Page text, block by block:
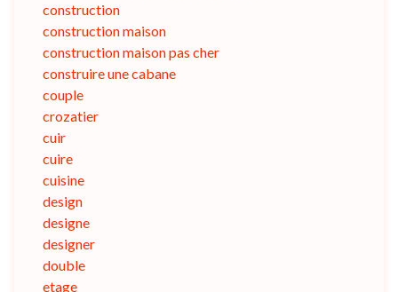
construction
construction maison
construction maison pas cher
construire une cabane
couple
crozatier
cuir
cuire
cuisine
design
designe
designer
double
etage